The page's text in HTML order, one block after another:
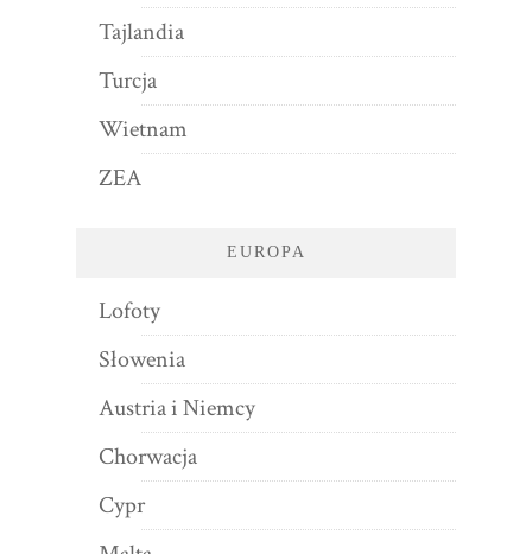
Tajlandia
Turcja
Wietnam
ZEA
EUROPA
Lofoty
Słowenia
Austria i Niemcy
Chorwacja
Cypr